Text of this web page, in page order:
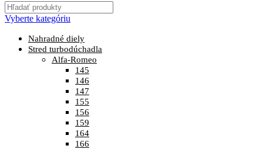
Vyberte kategóriu
Nahradné diely
Stred turbodúchadla
Alfa-Romeo
145
146
147
155
156
159
164
166